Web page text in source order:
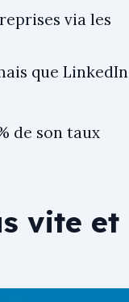
via les
que LinkedIn
de son taux
vite et